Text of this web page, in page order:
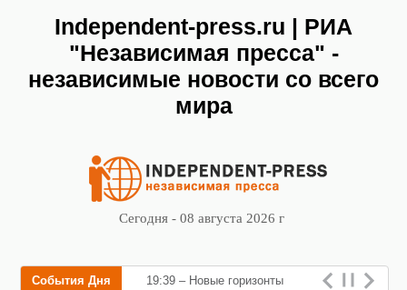
Independent-press.ru | РИА
"Независимая пресса" -
независимые новости со всего
мира
Сегодня - 08 августа 2026 г
События Дня 19:39 – Новые горизонты